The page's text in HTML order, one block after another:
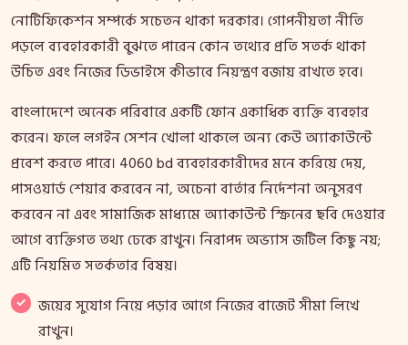
নোটিফিকেশন সম্পর্কে সচেতন থাকা দরকার। গোপনীয়তা নীতি
পড়লে ব্যবহারকারী বুঝতে পারেন কোন তথ্যের প্রতি সতর্ক থাকা
উচিত এবং নিজের ডিভাইসে কীভাবে নিয়ন্ত্রণ বজায় রাখতে হবে।
বাংলাদেশে অনেক পরিবারে একটি ফোন একাধিক ব্যক্তি ব্যবহার
করেন। ফলে লগইন সেশন খোলা থাকলে অন্য কেউ অ্যাকাউন্টে
প্রবেশ করতে পারে। 4060 bd ব্যবহারকারীদের মনে করিয়ে দেয়,
পাসওয়ার্ড শেয়ার করবেন না, অচেনা বার্তার নির্দেশনা অনুসরণ
করবেন না এবং সামাজিক মাধ্যমে অ্যাকাউন্ট স্ক্রিনের ছবি দেওয়ার
আগে ব্যক্তিগত তথ্য ঢেকে রাখুন। নিরাপদ অভ্যাস জটিল কিছু নয়;
এটি নিয়মিত সতর্কতার বিষয়।
জয়ের সুযোগ নিয়ে পড়ার আগে নিজের বাজেট সীমা লিখে
রাখুন।